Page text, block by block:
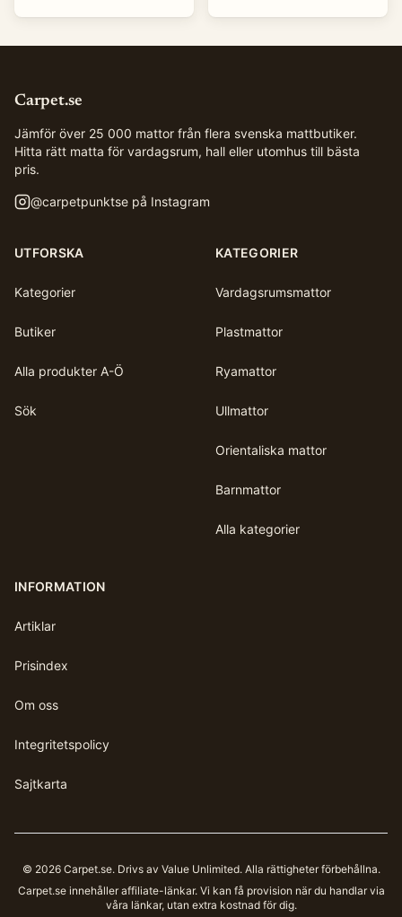
Carpet.se
Jämför över 25 000 mattor från flera svenska mattbutiker.
Hitta rätt matta för vardagsrum, hall eller utomhus till bästa
pris.
@carpetpunktse på Instagram
UTFORSKA
Kategorier
Butiker
Alla produkter A-Ö
Sök
KATEGORIER
Vardagsrumsmattor
Plastmattor
Ryamattor
Ullmattor
Orientaliska mattor
Barnmattor
Alla kategorier
INFORMATION
Artiklar
Prisindex
Om oss
Integritetspolicy
Sajtkarta
© 2026 Carpet.se. Drivs av Value Unlimited. Alla rättigheter förbehållna.
Carpet.seinnehåller affiliate-länkar. Vi kan få provision när du handlar via
våra länkar, utan extra kostnad för dig.